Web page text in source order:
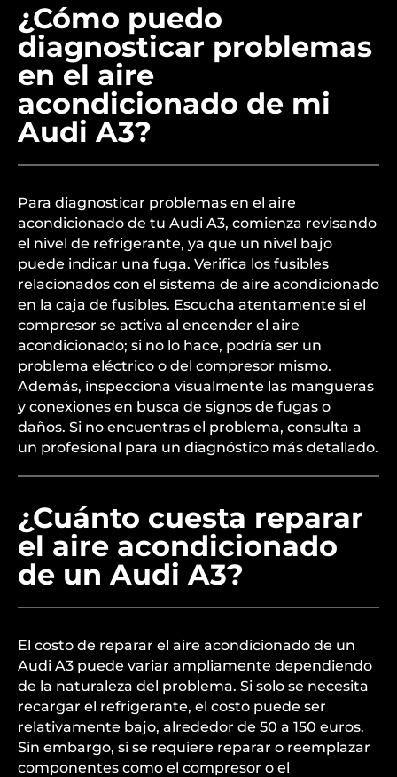
¿Cómo puedo
diagnosticar problemas
en el aire
acondicionado de mi
Audi A3?
Para diagnosticar problemas en el aire
acondicionado de tu Audi A3, comienza revisando
el nivel de refrigerante, ya que un nivel bajo
puede indicar una fuga. Verifica los fusibles
relacionados con el sistema de aire acondicionado
en la caja de fusibles. Escucha atentamente si el
compresor se activa al encender el aire
acondicionado; si no lo hace, podría ser un
problema eléctrico o del compresor mismo.
Además, inspecciona visualmente las mangueras
y conexiones en busca de signos de fugas o
daños. Si no encuentras el problema, consulta a
un profesional para un diagnóstico más detallado.
¿Cuánto cuesta reparar
el aire acondicionado
de un Audi A3?
El costo de reparar el aire acondicionado de un
Audi A3 puede variar ampliamente dependiendo
de la naturaleza del problema. Si solo se necesita
recargar el refrigerante, el costo puede ser
relativamente bajo, alrededor de 50 a 150 euros.
Sin embargo, si se requiere reparar o reemplazar
componentes como el compresor o el